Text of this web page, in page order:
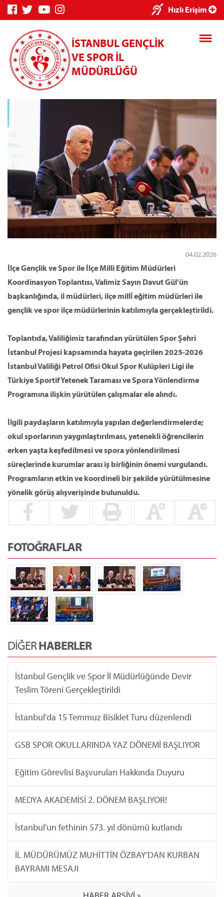
Hızlı Erişim
İSTANBUL GENÇLİK
VE SPOR İL
MÜDÜRLÜĞÜ
04.02.2026
İlçe Gençlik ve Spor ile İlçe Milli Eğitim Müdürleri
Koordinasyon Toplantısı, Valimiz Sayın Davut Gül’ün
başkanlığında, il müdürleri, ilçe millî eğitim müdürleri ile
gençlik ve spor ilçe müdürlerinin katılımıyla gerçekleştirildi.
Toplantıda, Valiliğimiz tarafından yürütülen Spor Şehri
İstanbul Projesi kapsamında hayata geçirilen 2025-2026
İstanbul Valiliği Petrol Ofisi Okul Spor Kulüpleri Ligi ile
Türkiye Sportif Yetenek Taraması ve Spora Yönlendirme
Programına ilişkin yürütülen çalışmalar ele alındı.
İlgili paydaşların katılımıyla yapılan değerlendirmelerde;
okul sporlarının yaygınlaştırılması, yetenekli öğrencilerin
erken yaşta keşfedilmesi ve spora yönlendirilmesi
süreçlerinde kurumlar arası iş birliğinin önemi vurgulandı.
Programların etkin ve koordineli bir şekilde yürütülmesine
yönelik görüş alışverişinde bulunuldu.
FOTOĞRAFLAR
DİĞERHABERLER
İstanbul Gençlik ve Spor İl Müdürlüğünde Devir
Teslim Töreni Gerçekleştirildi
İstanbul’da 15 Temmuz Bisiklet Turu düzenlendi
GSB SPOR OKULLARINDA YAZ DÖNEMİ BAŞLIYOR
Eğitim Görevlisi Başvuruları Hakkında Duyuru
MEDYA AKADEMİSİ 2. DÖNEM BAŞLIYOR!
İstanbul'un fethinin 573. yıl dönümü kutlandı
İL MÜDÜRÜMÜZ MUHİTTİN ÖZBAY'DAN KURBAN
BAYRAMI MESAJI
×
Genç Bilgi
Sistemi
Kredi/Yurt
Kredi/Yurt E-
Ödeme